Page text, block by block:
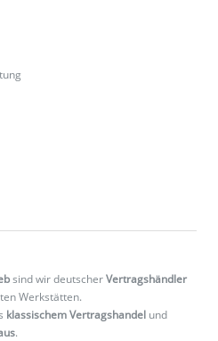
sind wir deutscherVertragshändler
Werkstätten.
klassischem Vertragshandel und
.